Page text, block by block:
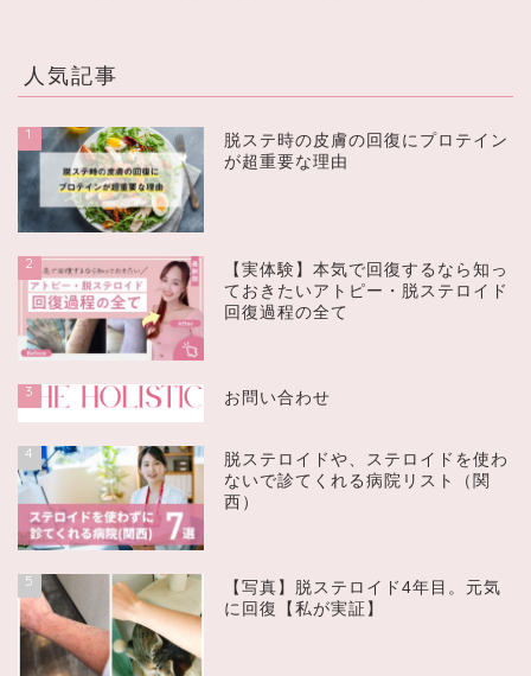
人気記事
1
脱ステ時の皮膚の回復にプロテイン
が超重要な理由
2
【実体験】本気で回復するなら知っ
ておきたいアトピー・脱ステロイド
回復過程の全て
3 お問い合わせ
4
脱ステロイドや、ステロイドを使わ
ないで診てくれる病院リスト（関
西）
5
【写真】脱ステロイド4年目。元気
に回復【私が実証】